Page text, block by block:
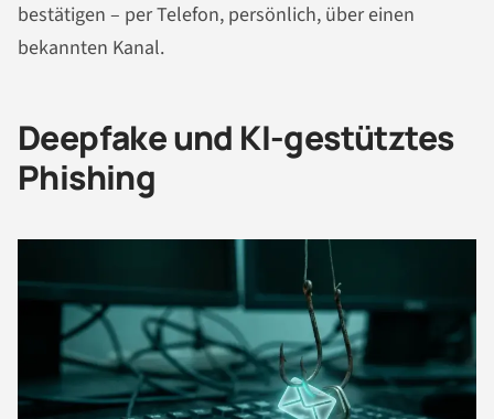
bestätigen – per Telefon, persönlich, über einen
bekannten Kanal.
Deepfake und KI-gestütztes
Phishing